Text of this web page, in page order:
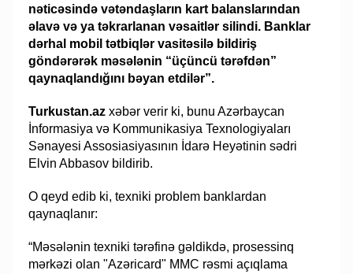
nəticəsində vətəndaşların kart balanslarından
əlavə və ya təkrarlanan vəsaitlər silindi. Banklar
dərhal mobil tətbiqlər vasitəsilə bildiriş
göndərərək məsələnin “üçüncü tərəfdən”
qaynaqlandığını bəyan etdilər”.
Turkustan.az xəbər verir ki, bunu Azərbaycan
İnformasiya və Kommunikasiya Texnologiyaları
Sənayesi Assosiasiyasının İdarə Heyətinin sədri
Elvin Abbasov bildirib.
O qeyd edib ki, texniki problem banklardan
qaynaqlanır:
“Məsələnin texniki tərəfinə gəldikdə, prosessinq
mərkəzi olan "Azəricard" MMC rəsmi açıqlama